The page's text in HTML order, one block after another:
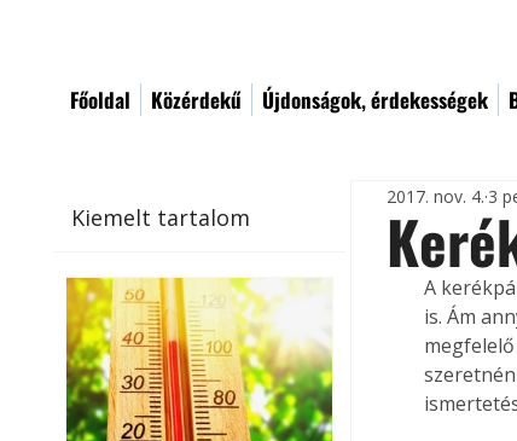
Főoldal Közérdekű Újdonságok, érdekességek
Kiemelt tartalom
2017. nov. 4. 3
A
is. Ám